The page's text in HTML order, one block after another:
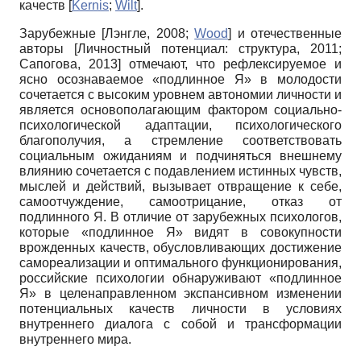
качеств [Kernis; Wilt].
Зарубежные [Лэнгле, 2008;Wood]
и отечественные
авторы
[Личностный потенциал: структура, 2011;
Сапогова, 2013]
отмечают, что рефлексируемое и
ясно осознаваемое «подлинное Я» в молодости
сочетается с высоким уровнем автономии личности и
является основополагающим фактором социально-
психологической адаптации, психологического
благополучия, а стремление соответствовать
социальным ожиданиям и подчиняться внешнему
влиянию сочетается с подавлением истинных чувств,
мыслей и действий, вызывает отвращение к себе,
самоотчуждение, самоотрицание, отказ от
подлинного Я. В отличие от зарубежных психологов,
которые «подлинное Я» видят в совокупности
врожденных качеств, обусловливающих достижение
самореализации и оптимального функционирования,
российские психологии обнаруживают «подлинное
Я» в целенаправленном экспансивном изменении
потенциальных качеств личности в условиях
внутреннего диалога с собой и трансформации
внутреннего мира.